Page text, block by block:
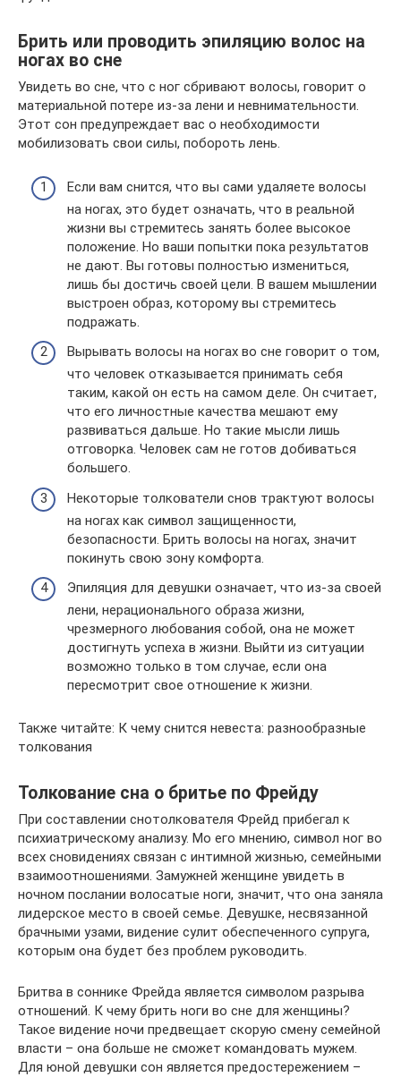
Брить или проводить эпиляцию волос на
ногах во сне
Увидеть во сне, что с ног сбривают волосы, говорит о
материальной потере из-за лени и невнимательности.
Этот сон предупреждает вас о необходимости
мобилизовать свои силы, побороть лень.
Если вам снится, что вы сами удаляете волосы
на ногах, это будет означать, что в реальной
жизни вы стремитесь занять более высокое
положение. Но ваши попытки пока результатов
не дают. Вы готовы полностью измениться,
лишь бы достичь своей цели. В вашем мышлении
выстроен образ, которому вы стремитесь
подражать.
Вырывать волосы на ногах во сне говорит о том,
что человек отказывается принимать себя
таким, какой он есть на самом деле. Он считает,
что его личностные качества мешают ему
развиваться дальше. Но такие мысли лишь
отговорка. Человек сам не готов добиваться
большего.
Некоторые толкователи снов трактуют волосы
на ногах как символ защищенности,
безопасности. Брить волосы на ногах, значит
покинуть свою зону комфорта.
Эпиляция для девушки означает, что из-за своей
лени, нерационального образа жизни,
чрезмерного любования собой, она не может
достигнуть успеха в жизни. Выйти из ситуации
возможно только в том случае, если она
пересмотрит свое отношение к жизни.
Также читайте: К чему снится невеста: разнообразные
толкования
Толкование сна о бритье по Фрейду
При составлении снотолкователя Фрейд прибегал к
психиатрическому анализу. Мо его мнению, символ ног во
всех сновидениях связан с интимной жизнью, семейными
взаимоотношениями. Замужней женщине увидеть в
ночном послании волосатые ноги, значит, что она заняла
лидерское место в своей семье. Девушке, несвязанной
брачными узами, видение сулит обеспеченного супруга,
которым она будет без проблем руководить.
Бритва в соннике Фрейда является символом разрыва
отношений. К чему брить ноги во сне для женщины?
Такое видение ночи предвещает скорую смену семейной
власти – она больше не сможет командовать мужем.
Для юной девушки сон является предостережением –